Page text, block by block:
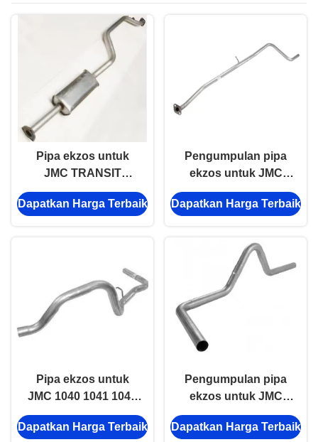
Pipa ekzos untuk
JMC TRANSIT
CN4C15 5K214 BA
JMC Auto Parts
Dapatkan Harga Terbaik
Pengumpulan pipa
ekzos untuk JMC
1051 493 Euro3/4
120320018 JMC Auto
Dapatkan Harga Terbaik
Pipa ekzos untuk
JMC 1040 1041 1043
493 120320015 Truck
Auto Part
Dapatkan Harga Terbaik
Pengumpulan pipa
ekzos untuk JMC
1042 1043 120200061
Truck Auto Part
Dapatkan Harga Terbaik